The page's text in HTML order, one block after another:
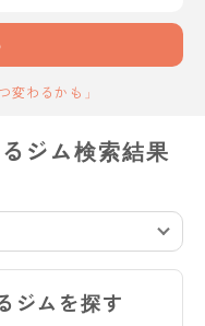
変わるかも」
ジム検索結果
ジムを探す